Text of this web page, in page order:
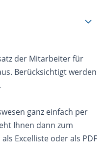
der Mitarbeiter für
Berücksichtigt werden
ganz einfach per
Ihnen dann zum
Excelliste oder als PDF